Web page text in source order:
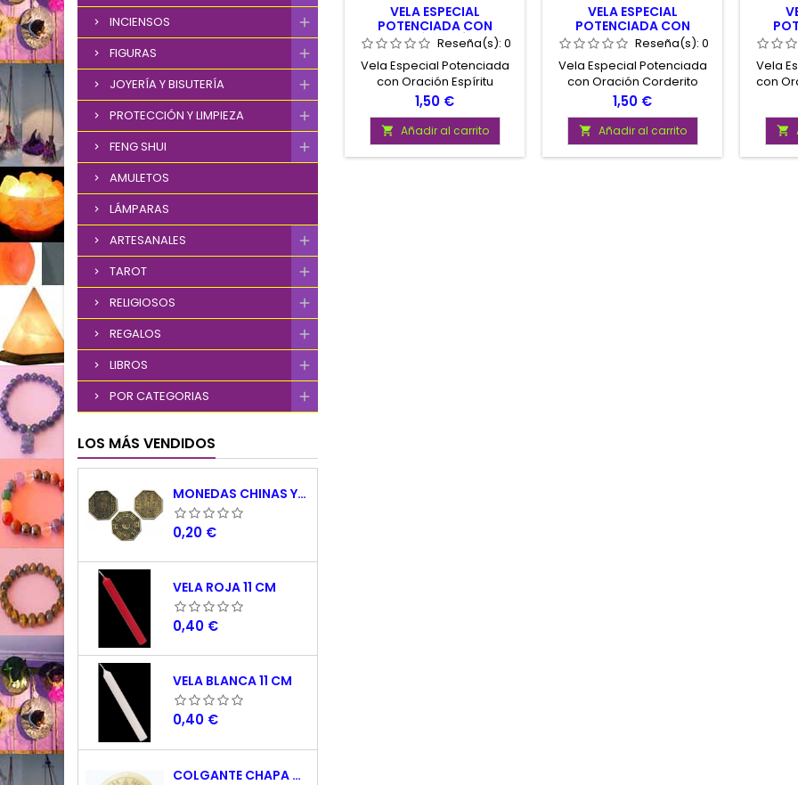
INCIENSOS
FIGURAS
JOYERÍA Y BISUTERÍA
PROTECCIÓN Y LIMPIEZA
FENG SHUI
AMULETOS
LÁMPARAS
ARTESANALES
TAROT
RELIGIOSOS
REGALOS
LIBROS
POR CATEGORIAS
LOS MÁS VENDIDOS
MONEDAS CHINAS YING YANG
Precio
0,20 €
VELA ROJA 11 CM
Precio
0,40 €
VELA BLANCA 11 CM
Precio
0,40 €
COLGANTE CHAPA NACAR TETRAGRAMATON 5 CM
VELA ESPECIAL
POTENCIADA CON
ORACIÓN ESPÍRITU
DOMINANTE
Reseña(s): 0
Vela Especial Potenciada
con Oración Espíritu
Dominante, Peticiones de
Dominio. Vela de
Calidad, Potenciada, con
Oración y Cono de Incienso,
Precio
1,50 €
 Añadir al carrito
VELA ESPECIAL
POTENCIADA CON
ORACION CORDERITO
MANSO
Reseña(s): 0
Vela Especial Potenciada
con Oración Corderito
Manso, Amansar. Vela de
Calidad, Potenciada, con
Oración y Cono de Incienso
Precio
1,50 €
 Añadir al carrito
Vela
con
